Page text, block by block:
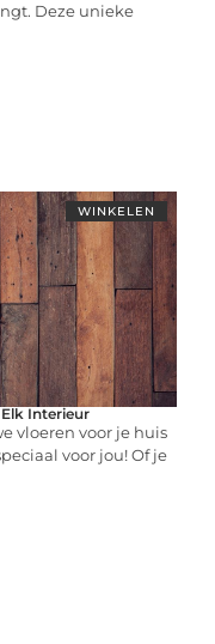
Deze unieke
WINKELEN
Interieur
vloeren voor je huis
voor jou! Of je